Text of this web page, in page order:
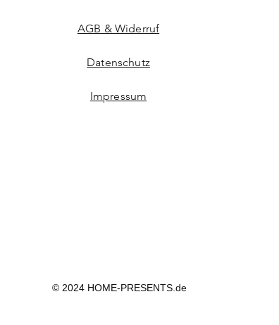
AGB & Widerruf
Datenschutz
Impressum
© 2024 HOME-PRESENTS.de